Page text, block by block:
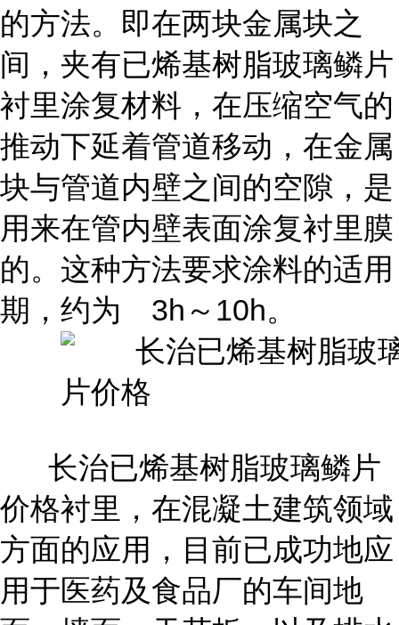
的方法。即在两块金属块之
间，夹有已烯基树脂玻璃鳞片
衬里涂复材料，在压缩空气的
推动下延着管道移动，在金属
块与管道内壁之间的空隙，是
用来在管内壁表面涂复衬里膜
的。这种方法要求涂料的适用
期，约为 3h～10h。
长治已烯基树脂玻璃鳞片
价格衬里，在混凝土建筑领域
方面的应用，目前已成功地应
用于医药及食品厂的车间地